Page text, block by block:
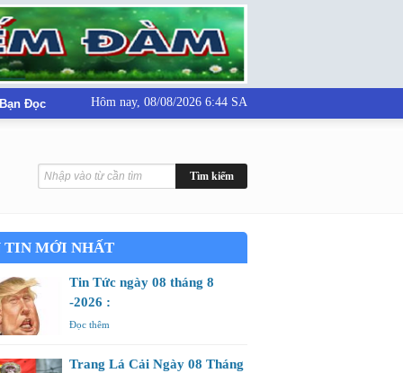
Đọc Hôm nay, 08/08/2026 6:44 SA
TIN MỚI NHẤT
Tin Tức ngày 08 tháng 8
-2026 :
Đọc thêm
Trang Lá Cải Ngày 08 Tháng